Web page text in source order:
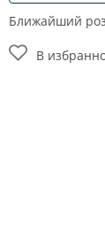
Ближайший
В